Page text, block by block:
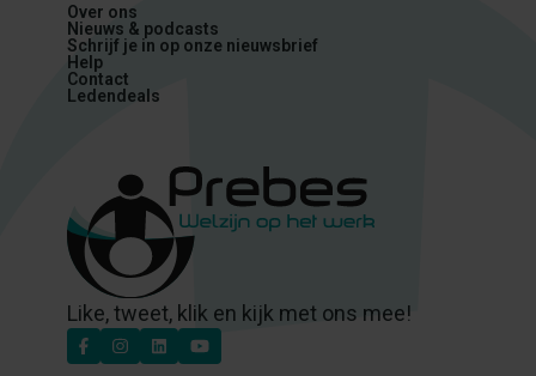
Over ons
Nieuws & podcasts
Schrijf je in op onze nieuwsbrief
Help
Contact
Ledendeals
Like, tweet, klik en kijk met ons mee!